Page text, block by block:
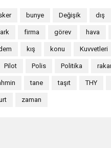
bunye Değişik dış
firma görev hava
kış konu Kuvvetleri
Pilot Polis Politika
tane taşıt THY
zaman